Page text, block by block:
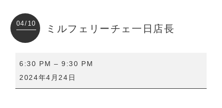
04/10 ミルフェリーチェ一日店長
フ
6:30 PM –9:30 PM
2024年4月24日